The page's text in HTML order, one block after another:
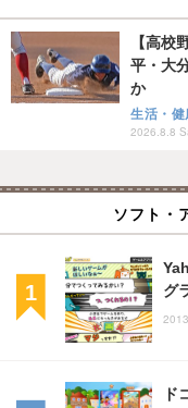
【高校
平・大
か
生活・健
2026.8.8
ソフト・
グ
ド